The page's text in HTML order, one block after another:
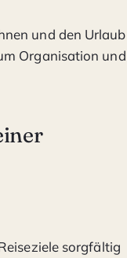
und den Urlaub
Organisation und
sorgfältig